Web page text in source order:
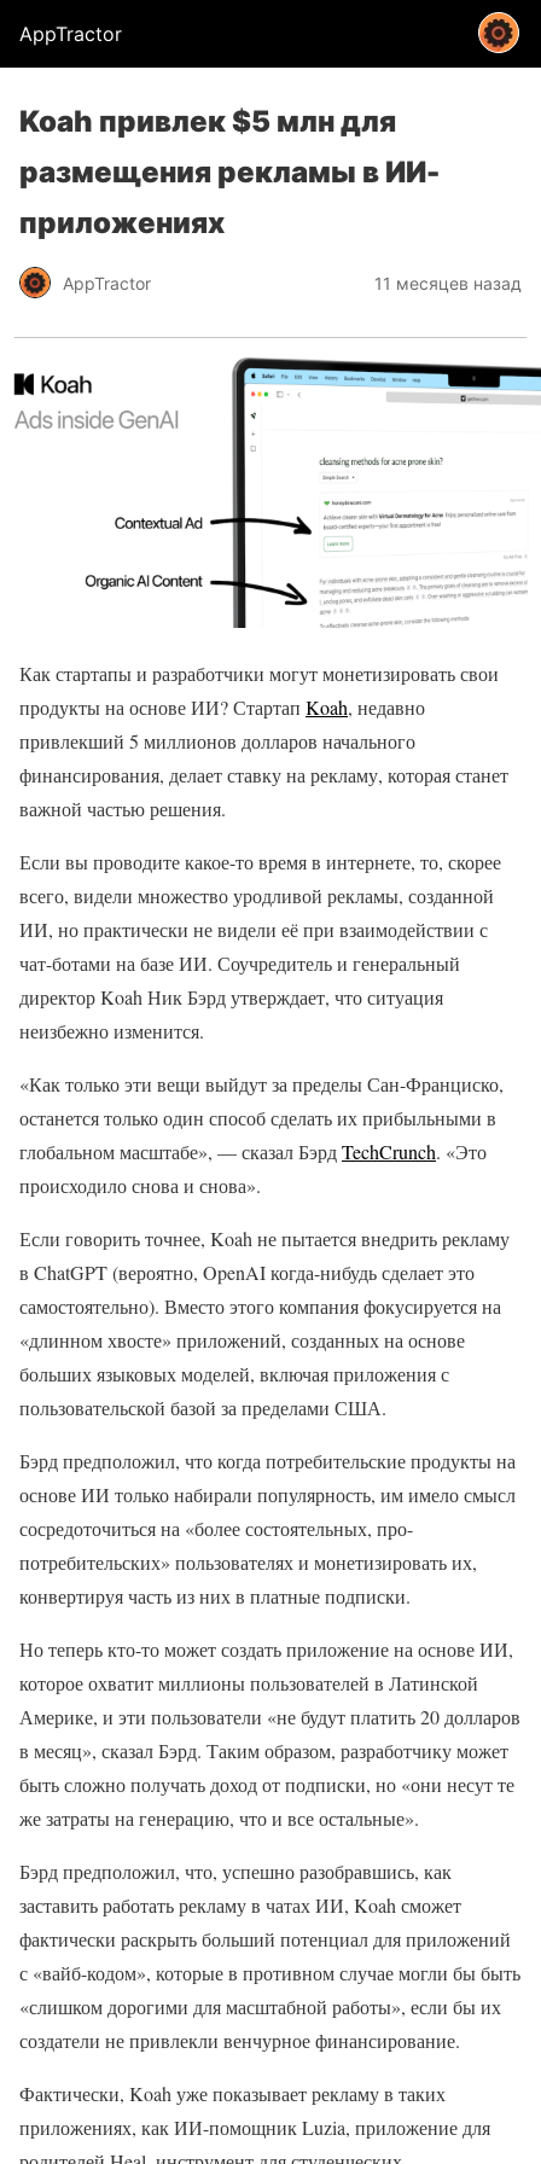
AppTractor
Koah привлек $5 млн для
размещения рекламы в ИИ-
приложениях
AppTractor 11 месяцев назад
Как стартапы и разработчики могут монетизировать свои
продукты на основе ИИ? Стартап Koah, недавно
привлекший 5 миллионов долларов начального
финансирования, делает ставку на рекламу, которая станет
важной частью решения.
Если вы проводите какое-то время в интернете, то, скорее
всего, видели множество уродливой рекламы, созданной
ИИ, но практически не видели её при взаимодействии с
чат-ботами на базе ИИ. Соучредитель и генеральный
директор Koah Ник Бэрд утверждает, что ситуация
неизбежно изменится.
«Как только эти вещи выйдут за пределы Сан-Франциско,
останется только один способ сделать их прибыльными в
глобальном масштабе», — сказал БэрдTechCrunch. «Это
происходило снова и снова».
Если говорить точнее, Koah не пытается внедрить рекламу
в ChatGPT (вероятно, OpenAI когда-нибудь сделает это
самостоятельно). Вместо этого компания фокусируется на
«длинном хвосте» приложений, созданных на основе
больших языковых моделей, включая приложения с
пользовательской базой за пределами США.
Бэрд предположил, что когда потребительские продукты на
основе ИИ только набирали популярность, им имело смысл
сосредоточиться на «более состоятельных, про-
потребительских» пользователях и монетизировать их,
конвертируя часть из них в платные подписки.
Но теперь кто-то может создать приложение на основе ИИ,
которое охватит миллионы пользователей в Латинской
Америке, и эти пользователи «не будут платить 20 долларов
в месяц», сказал Бэрд. Таким образом, разработчику может
быть сложно получать доход от подписки, но «они несут те
же затраты на генерацию, что и все остальные».
Бэрд предположил, что, успешно разобравшись, как
заставить работать рекламу в чатах ИИ, Koah сможет
фактически раскрыть больший потенциал для приложений
с «вайб-кодом», которые в противном случае могли бы быть
«слишком дорогими для масштабной работы», если бы их
создатели не привлекли венчурное финансирование.
Фактически, Koah уже показывает рекламу в таких
приложениях, как ИИ-помощник Luzia, приложение для